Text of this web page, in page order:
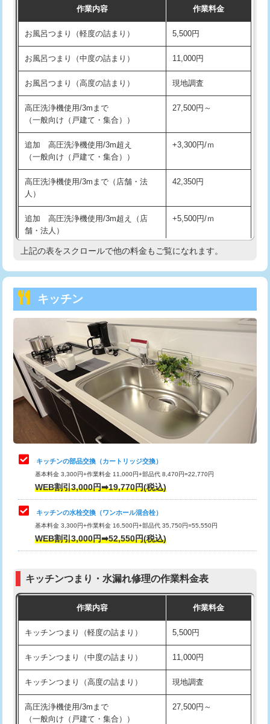
交換・取付（温水洗浄便座） 16,500円+材料費
交換・取付(単水栓（壁付・デッキ
式）)
13,200円+材料費
交換・取付(混合水栓（壁付・デッキ
式・ワンホール）)
16,500円+材料費
交換・取付(排水栓・排水トラップ
（P/S/ポップアップ））
22,000円+材料費
交換・取付（その他部品） 11,000円+材料費
持込商品取付（単水栓） 13,200円
持込商品取付（混合水栓）
持込商品取付（浄水器・分岐水栓） 16,500円
持込商品取付（温水洗浄便座） 22,000円
持込商品取付（普通便座⇔温水洗浄便
22,000円
給水管工事※（ホール加工)
給水管工事※（バンド止め) 3,300円
給水管工事※（支持金具設置) 5,500円
給水管工事※（保温材使用（バンド止
め込み）)
5,500円
給水管工事※（土の掘削・埋め戻し作
11,000円
給水管工事※（塩ビ管（VP・HI）使
用/3ｍまで)
給水管工事※（塩ビ管（VP・HI）使
用（追加）/3ｍ超え)
給水管工事※（ライニング鋼管・銅
管・ポリ管・HT管使用/3ｍまで)
44,000円
管・ポリ管・HT管使用/3ｍ超え)
排水管工事（土の掘削・埋め戻し作
11,000円~
排水管工事（排水管工事/3ｍまで） 55,000円
排水管工事（追加 排水管工事/3ｍ超
+11,000円
マス交換（土の掘削・埋め戻し作業）
作業内容 作業料金
お風呂つまり（軽度の詰まり） 5,500円
お風呂つまり（中度の詰まり） 11,000円
お風呂つまり（高度の詰まり） 現地調査
高圧洗浄機使用/3mまで
（一般向け（戸建て・集合））
27,500円～
追加 高圧洗浄機使用/3m超え
（一般向け（戸建て・集合））
+3,300円/ｍ
高圧洗浄機使用/3mまで（店舗・法
人）
42,350円
追加 高圧洗浄機使用/3m超え（店
舗・法人）
+5,500円/ｍ
高度高圧洗浄換 現地調査
トーラー機使用/3mまで
追加トーラー機使用/3m超え +3,300円
カメラ調査 33,000円
桝清掃 8,800円
止水・漏水調査・防水処理・清掃・修
理・調整・分解・加工など（軽作業）
11,000円
止水・漏水調査・防水処理・清掃・修
理・調整・分解・加工など（中作業）
22,000円
止水・漏水調査・防水処理・清掃・修
理・調整・分解・加工など（重作業）
33,000円
お風呂タンク脱着
その他部品の脱着
式・ワンホール）)
交換・取付(排水栓・排水トラップ
22,000円+材料費
上記の表をスクロールで他の料金もご覧になれます。
キッチン
キッチンの部品交換（カートリッジ交換）
基本料金 3,300円+作業料金 11,000円+部品代 8,470円=22,770円
WEB割引3,000円➡19,770円(税込)
キッチンの水栓交換（ワンホール混合栓）
基本料金 3,300円+作業料金 16,500円+部品代 35,750円=55,550円
WEB割引3,000円➡52,550円(税込)
キッチンつまり・水漏れ修理の作業料金表
作業内容 作業料金
キッチンつまり（軽度の詰まり） 5,500円
キッチンつまり（中度の詰まり） 11,000円
キッチンつまり（高度の詰まり） 現地調査
高圧洗浄機使用/3mまで
（一般向け（戸建て・集合））
27,500円～